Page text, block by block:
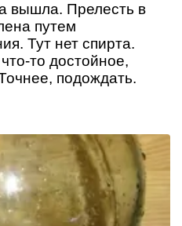
вышла. Прелесть в
путем
Тут нет спирта.
то достойное,
подождать.